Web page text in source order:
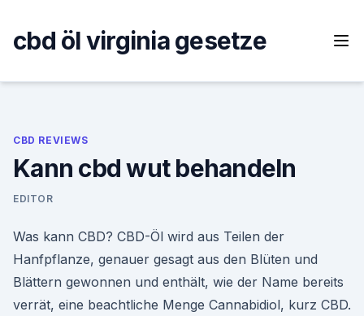
content
cbd öl virginia gesetze
CBD REVIEWS
Kann cbd wut behandeln
EDITOR
Was kann CBD? CBD-Öl wird aus Teilen der
Hanfpflanze, genauer gesagt aus den Blüten und
Blättern gewonnen und enthält, wie der Name bereits
verrät, eine beachtliche Menge Cannabidiol, kurz CBD.